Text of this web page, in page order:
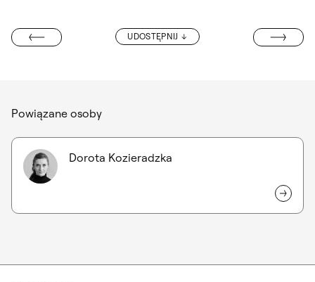
UDOSTĘPNIJ
CZAPSKICH
„PAMIĘĆ I
Powiązane osoby
Dorota Kozieradzka